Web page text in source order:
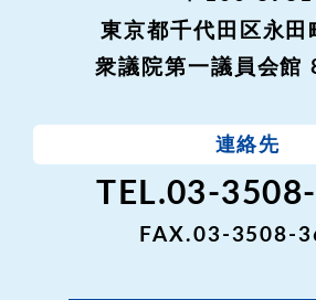
東京都千代田区永
衆議院第一議員会館
連絡先
TEL.03-
FAX.03-3508-